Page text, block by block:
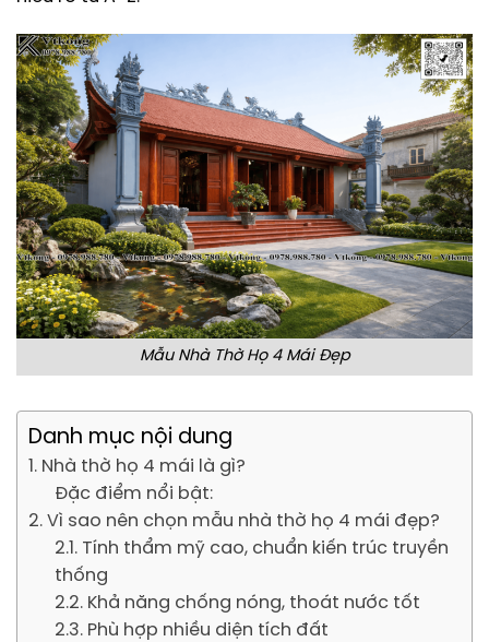
Mẫu Nhà Thờ Họ 4 Mái Đẹp
Danh mục nội dung
1. Nhà thờ họ 4 mái là gì?
Đặc điểm nổi bật:
2. Vì sao nên chọn mẫu nhà thờ họ 4 mái đẹp?
2.1. Tính thẩm mỹ cao, chuẩn kiến trúc truyền
thống
2.2. Khả năng chống nóng, thoát nước tốt
2.3. Phù hợp nhiều diện tích đất